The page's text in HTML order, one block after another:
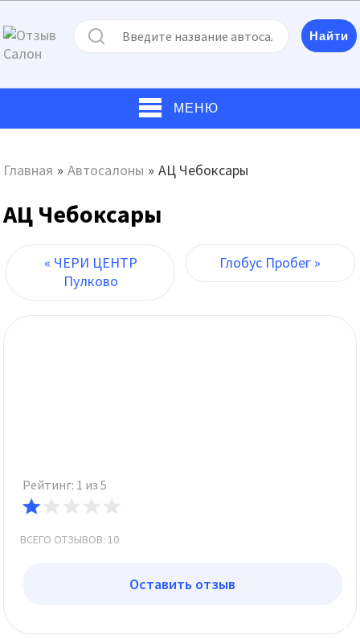
МЕНЮ
Главная » Автосалоны » АЦ Чебоксары
АЦ Чебоксары
« ЧЕРИ ЦЕНТР
Пулково
Глобус Пробег »
Рейтинг: 1 из 5
ВСЕГО ОТЗЫВОВ: 10
Оставить отзыв